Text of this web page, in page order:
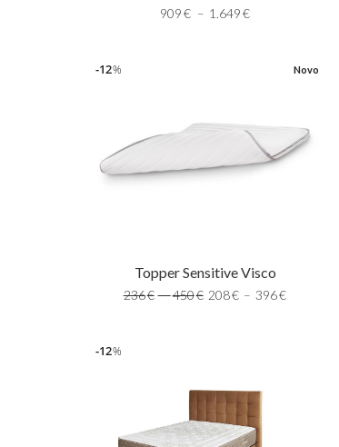
909€ – 1.649€
%
12 Novo
Topper Sensitive Visco
236€ –450€ 208€ – 396€
%
12